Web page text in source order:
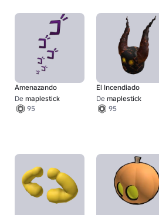
Amenazando
De maplestick
95
El Incendiado
De maplestick
95